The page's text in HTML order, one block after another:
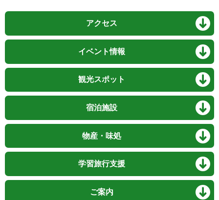
アクセス
イベント情報
観光スポット
宿泊施設
物産・味処
学習旅行支援
ご案内